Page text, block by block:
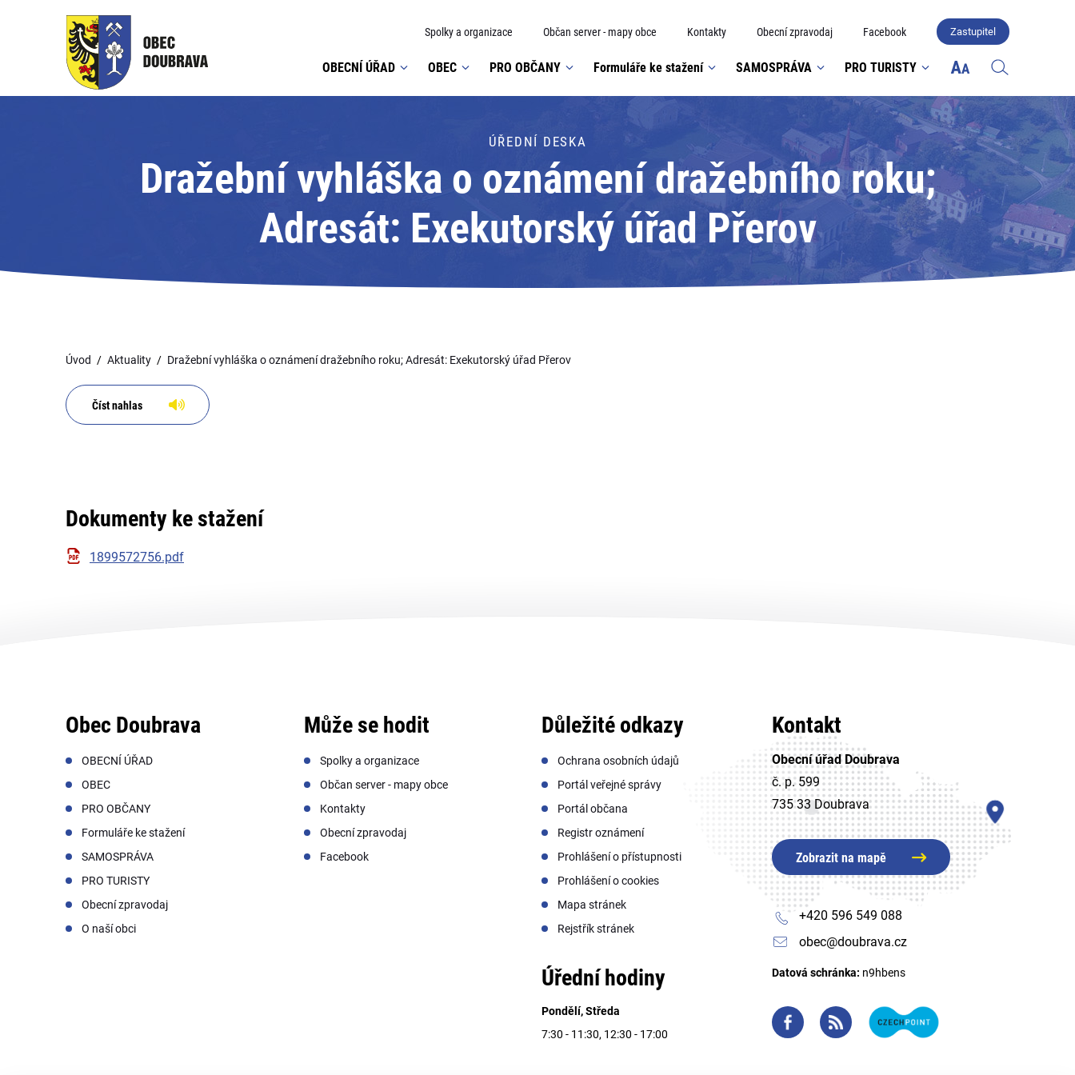
Spolky a organizace Občan server - mapy obce Kontakty Obecní zpravodaj Facebook Zastupitel
OBECNÍ ÚŘAD OBEC PRO OBČANY Formuláře ke stažení SAMOSPRÁVA PRO TURISTY
ÚŘEDNÍ DESKA
Dražební vyhláška o oznámení dražebního roku;
Adresát: Exekutorský úřad Přerov
Úvod Aktuality Dražební vyhláška o oznámení dražebního roku; Adresát: Exekutorský úřad Přerov
Číst nahlas
Dokumenty ke stažení
1899572756.pdf
Obec Doubrava
OBECNÍ ÚŘAD
OBEC
PRO OBČANY
Formuláře ke stažení
SAMOSPRÁVA
PRO TURISTY
Obecní zpravodaj
O naší obci
Může se hodit
Spolky a organizace
Občan server - mapy obce
Kontakty
Obecní zpravodaj
Facebook
Důležité odkazy
Ochrana osobních údajů
Portál veřejné správy
Portál občana
Registr oznámení
Prohlášení o přístupnosti
Prohlášení o cookies
Mapa stránek
Rejstřík stránek
Úřední hodiny
Pondělí, Středa
7:30 - 11:30, 12:30 - 17:00
Kontakt
Obecní úřad Doubrava
č. p. 599
735 33 Doubrava
Zobrazit na mapě
+420 596 549 088
obec@doubrava.cz
Datová schránka: n9hbens